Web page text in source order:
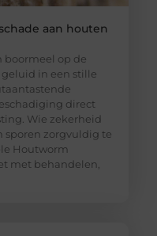
aan houten
boormeel op de
in een stille
direct
Wie zekerheid
sporen zorgvuldig te
Houtworm
met behandelen,